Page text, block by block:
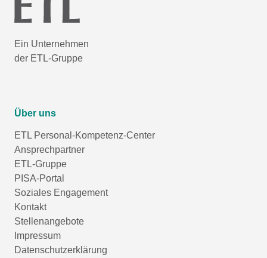
Ein Unternehmen
der ETL-Gruppe
Über uns
ETL Personal-Kompetenz-Center
Ansprechpartner
ETL-Gruppe
PISA-Portal
Soziales Engagement
Kontakt
Stellenangebote
Impressum
Datenschutzerklärung